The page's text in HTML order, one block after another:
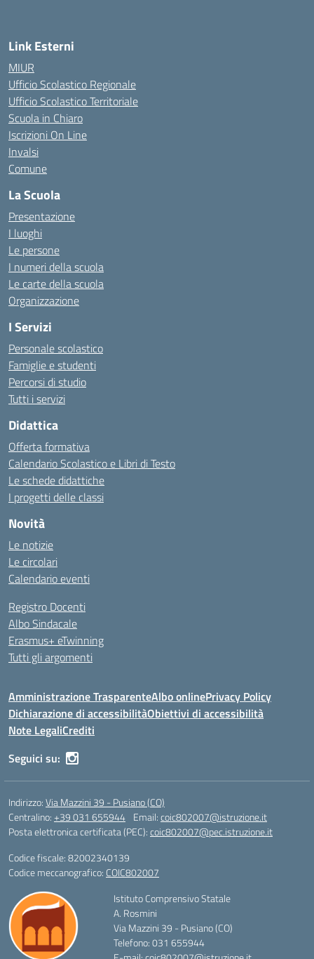
Link Esterni
MIUR
Ufficio Scolastico Regionale
Ufficio Scolastico Territoriale
Scuola in Chiaro
Iscrizioni On Line
Invalsi
Comune
La Scuola
Presentazione
I luoghi
Le persone
I numeri della scuola
Le carte della scuola
Organizzazione
I Servizi
Personale scolastico
Famiglie e studenti
Percorsi di studio
Tutti i servizi
Didattica
Offerta formativa
Calendario Scolastico e Libri di Testo
Le schede didattiche
I progetti delle classi
Novità
Le notizie
Le circolari
Calendario eventi
Registro Docenti
Albo Sindacale
Erasmus+ eTwinning
Tutti gli argomenti
Amministrazione TrasparenteAlbo onlinePrivacy Policy
Dichiarazione di accessibilitàObiettivi di accessibilità
Note LegaliCrediti
Seguici su:
Indirizzo:Via Mazzini 39 - Pusiano (CO)
Centralino:+39 031 655944 Email:coic802007@istruzione.it
Posta elettronica certificata (PEC):coic802007@pec.istruzione.it
Codice fiscale: 82002340139
Codice meccanografico: COIC802007
Istituto Comprensivo Statale
A. Rosmini
Via Mazzini 39 - Pusiano (CO)
Telefono: 031 655944